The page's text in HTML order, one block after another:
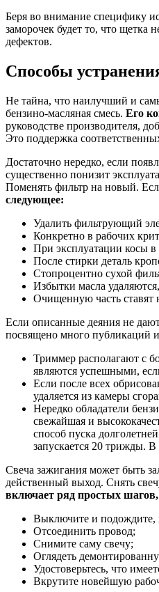
Беря во внимание специфику
заморочек будет то, что щетка
дефектов.
Способы
Не тайна, что наилучший и
бензино-масляная смесь. Его
руководстве производителя,
Это поддержка
Достаточно нередко, если
существенно понизит
Поменять фильтр на новый.
следующее:
Удалить фильтрующий
Конкретно в рабочих
При эксплуатации косы
После стирки деталь
Стопроцентно сухой
Избытки масла
Очищенную часть
Если описанные деяния не
посвящено много публикаций
Триммер располагают с
являются успешными,
Если после всех
удаляется из камеры
Нередко обладатели
свежайшая и
способ пуска
запускается 20 трижды.
Свеча зажигания может быть
действенный выход. Снять
включает ряд простых
Выключите и подождите,
Отсоединить провод;
Снимите саму свечу;
Оглядеть
Удостоверьтесь, что
Вкрутите новейшую